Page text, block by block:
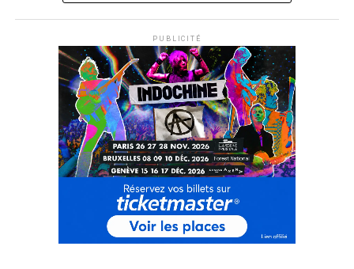
PUBLICITÉ